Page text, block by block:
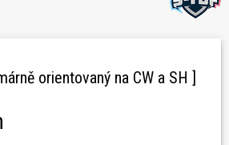
orientovaný na CW a SH ]